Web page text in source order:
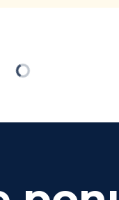
Načítavam…